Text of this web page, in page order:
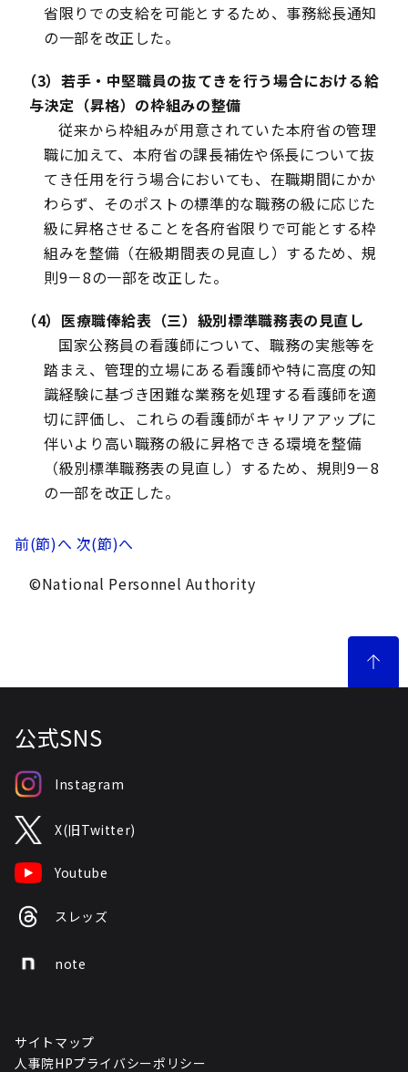
省限りでの支給を可能とするため、事務総長通知
の一部を改正した。
（3）若手・中堅職員の抜てきを行う場合における給
与決定（昇格）の枠組みの整備
従来から枠組みが用意されていた本府省の管理
職に加えて、本府省の課長補佐や係長について抜
てき任用を行う場合においても、在職期間にかか
わらず、そのポストの標準的な職務の級に応じた
級に昇格させることを各府省限りで可能とする枠
組みを整備（在級期間表の見直し）するため、規
則9－8の一部を改正した。
（4）医療職俸給表（三）級別標準職務表の見直し
国家公務員の看護師について、職務の実態等を
踏まえ、管理的立場にある看護師や特に高度の知
識経験に基づき困難な業務を処理する看護師を適
切に評価し、これらの看護師がキャリアアップに
伴いより高い職務の級に昇格できる環境を整備
（級別標準職務表の見直し）するため、規則9－8
の一部を改正した。
前(節)へ 次(節)へ
©National Personnel Authority
公式SNS
Instagram
X(旧Twitter)
Youtube
スレッズ
note
サイトマップ
人事院HPプライバシーポリシー